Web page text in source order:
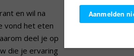
en wil na
vond het eten
deel je op
die je ervaring